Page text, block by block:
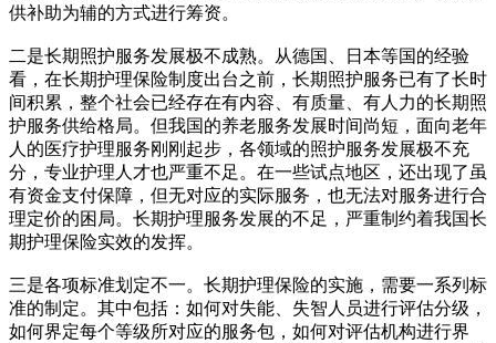
供补助为辅的方式进行筹资。
二是长期照护服务发展极不成熟。从德国、日本等国的经验
看，在长期护理保险制度出台之前，长期照护服务已有了长时
间积累，整个社会已经存在有内容、有质量、有人力的长期照
护服务供给格局。但我国的养老服务发展时间尚短，面向老年
人的医疗护理服务刚刚起步，各领域的照护服务发展极不充
分，专业护理人才也严重不足。在一些试点地区，还出现了虽
有资金支付保障，但无对应的实际服务，也无法对服务进行合
理定价的困局。长期护理服务发展的不足，严重制约着我国长
期护理保险实效的发挥。
三是各项标准划定不一。长期护理保险的实施，需要一系列标
准的制定。其中包括：如何对失能、失智人员进行评估分级，
如何界定每个等级所对应的服务包，如何对评估机构进行界